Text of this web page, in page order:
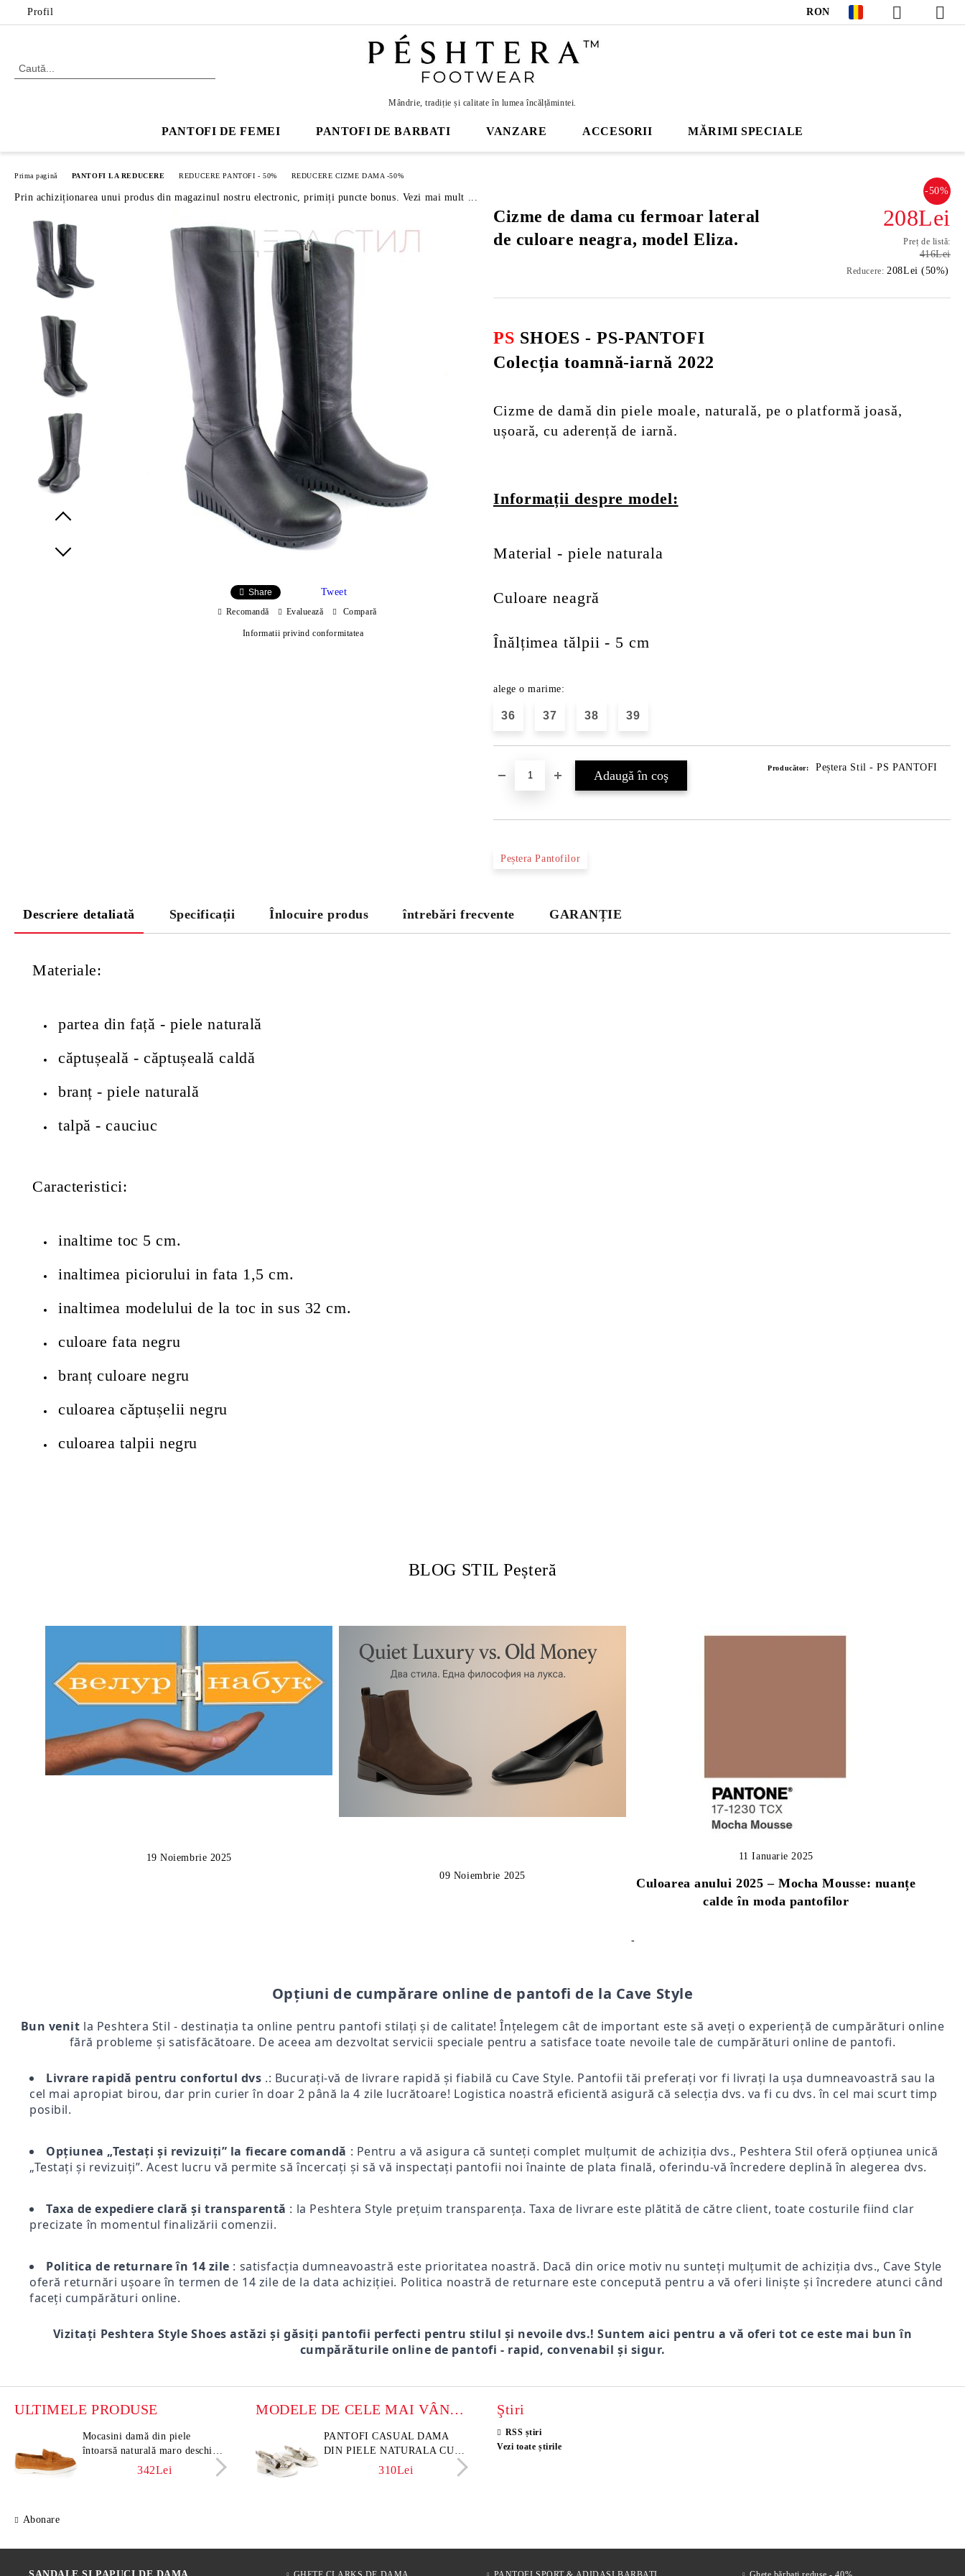
Profil RON
Mândrie, tradiție și calitate în lumea încălțămintei.
PANTOFI DE FEMEI PANTOFI DE BARBATI VANZARE ACCESORII MĂRIMI SPECIALE
Prima pagină PANTOFI LA REDUCERE REDUCERE PANTOFI - 50% REDUCERE CIZME DAMA -50%
Prin achiziționarea unui produs din magazinul nostru electronic, primiți puncte bonus. Vezi mai mult ...
Cizme de dama cu fermoar lateral
de culoare neagra, model Eliza.
-50%
208Lei
Preț de listă:
416Lei
Reducere: 208Lei (50%)
PS SHOES - PS-PANTOFI
Colecția toamnă-iarnă 2022
Cizme de damă din piele moale, naturală, pe o platformă joasă,
ușoară, cu aderență de iarnă.
Informații despre model:
Material - piele naturala
Culoare neagră
Înălțimea tălpii - 5 cm
alege o marime:
36 37 38 39
Producător: Peștera Stil - PS PANTOFI
Peștera Pantofilor
Share Tweet
Recomandă Evaluează Compară
Informatii privind conformitatea
Descriere detaliată Specificații Înlocuire produs întrebări frecvente GARANȚIE
Materiale:
partea din față - piele naturală
căptușeală - căptușeală caldă
branț - piele naturală
talpă - cauciuc
Caracteristici:
inaltime toc 5 cm.
inaltimea piciorului in fata 1,5 cm.
inaltimea modelului de la toc in sus 32 cm.
culoare fata negru
branț culoare negru
culoarea căptușelii negru
culoarea talpii negru
BLOG STIL Peșteră
19 Noiembrie 2025
09 Noiembrie 2025
Culoarea anului 2025 – Mocha Mousse: nuanțe
calde în moda pantofilor
11 Ianuarie 2025
-
Opțiuni de cumpărare online de pantofi de la Cave Style
Bun venit la Peshtera Stil - destinația ta online pentru pantofi stilați și de calitate! Înțelegem cât de important este să aveți o experiență de cumpărături online
fără probleme și satisfăcătoare. De aceea am dezvoltat servicii speciale pentru a satisface toate nevoile tale de cumpărături online de pantofi.
Livrare rapidă pentru confortul dvs .: Bucurați-vă de livrare rapidă și fiabilă cu Cave Style. Pantofii tăi preferați vor fi livrați la ușa dumneavoastră sau la
cel mai apropiat birou, dar prin curier în doar 2 până la 4 zile lucrătoare! Logistica noastră eficientă asigură că selecția dvs. va fi cu dvs. în cel mai scurt timp
posibil.
Opțiunea „Testați și revizuiți” la fiecare comandă : Pentru a vă asigura că sunteți complet mulțumit de achiziția dvs., Peshtera Stil oferă opțiunea unică
„Testați și revizuiți”. Acest lucru vă permite să încercați și să vă inspectați pantofii noi înainte de plata finală, oferindu-vă încredere deplină în alegerea dvs.
Taxa de expediere clară și transparentă : la Peshtera Style prețuim transparența. Taxa de livrare este plătită de către client, toate costurile fiind clar
precizate în momentul finalizării comenzii.
Politica de returnare în 14 zile : satisfacția dumneavoastră este prioritatea noastră. Dacă din orice motiv nu sunteți mulțumit de achiziția dvs., Cave Style
oferă returnări ușoare în termen de 14 zile de la data achiziției. Politica noastră de returnare este concepută pentru a vă oferi liniște și încredere atunci când
faceți cumpărături online.
Vizitați Peshtera Style Shoes astăzi și găsiți pantofii perfecti pentru stilul și nevoile dvs.! Suntem aici pentru a vă oferi tot ce este mai bun în
cumpărăturile online de pantofi - rapid, convenabil și sigur.
ULTIMELE PRODUSE
Mocasini damă din piele
întoarsă naturală maro deschis –
342Lei
Mocasini damă din piele
întoarsă naturală maro închis –
Vero Lume
342Lei
Sandale damă din piele velur
naturală culoare maro deschis
Abonare
MODELE DE CELE MAI VÂNZATE
PANTOFI CASUAL DAMA
DIN PIELE NATURALA CU
IMPRIMEU FLORAL -
310Lei
ELIA MOVE – PANTOFI DE
VARĂ ALBI DIN PIELE
Ştiri
RSS știri
Vezi toate știrile